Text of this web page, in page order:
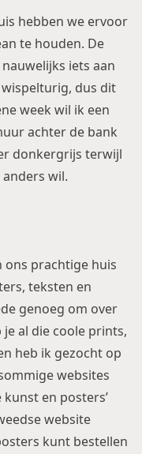
hebben we ervoor
te houden. De
iets aan
dus dit
week wil ik een
achter de bank
donkergrijs terwijl
wil.
ons prachtige huis
teksten en
genoeg om over
al die coole prints,
heb ik gezocht op
websites
en posters’
website
kunt bestellen